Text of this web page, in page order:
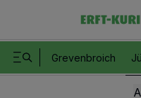
Grevenbroich